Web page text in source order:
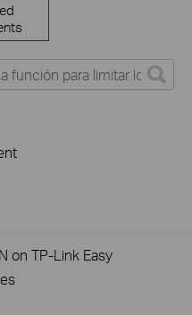
on TP-Link Easy